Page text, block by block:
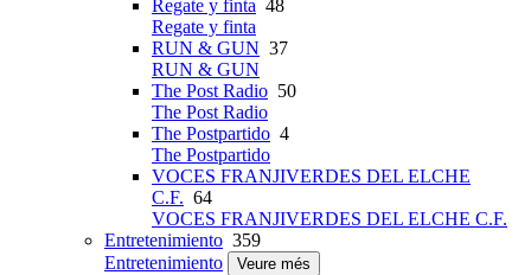
Regate y finta 48
Regate y finta
RUN & GUN 37
RUN & GUN
The Post Radio 50
The Post Radio
The Postpartido 4
The Postpartido
VOCES FRANJIVERDES DEL ELCHE
C.F. 64
VOCES FRANJIVERDES DEL ELCHE C.F.
Entretenimiento 359
Entretenimiento
Veure més